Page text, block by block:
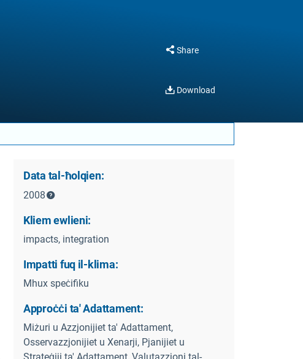
Share
Download
Data tal-ħolqien:
2008
Kliem ewlieni:
impacts, integration
Impatti fuq il-klima:
Mhux speċifiku
Approċċi ta' Adattament:
Miżuri u Azzjonijiet ta' Adattament,
Osservazzjonijiet u Xenarji, Pjanijiet u
Strateġiji ta' Adattament, Valutazzjoni tal-